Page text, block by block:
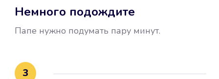
воспользовались бесплатной
это открыло новые возможности в
Немного подождите
Папе нужно подумать пару минут.
3